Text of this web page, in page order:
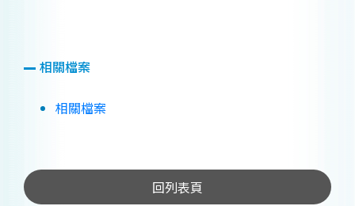
相關檔案
相關檔案
回列表頁